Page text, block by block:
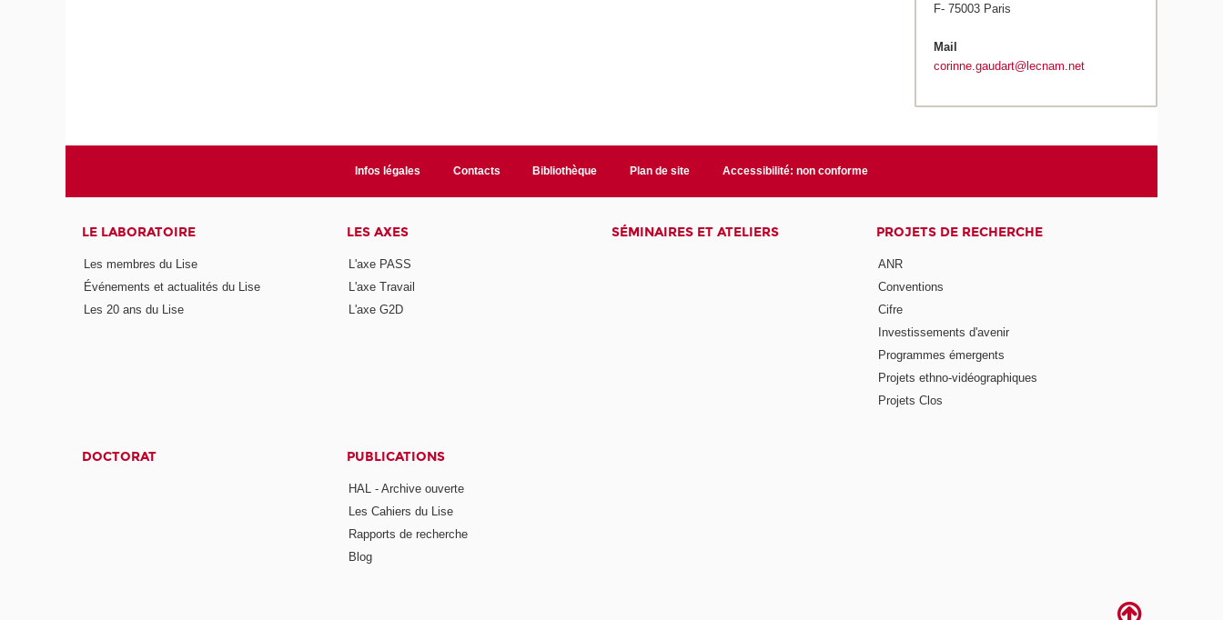
F- 75003 Paris
Mail
corinne.gaudart@lecnam.net
Infos légales Contacts Bibliothèque Plan de site Accessibilité: non conforme
LE LABORATOIRE
Les membres du Lise
Événements et actualités du Lise
Les 20 ans du Lise
LES AXES
L'axe PASS
L'axe Travail
L'axe G2D
SÉMINAIRES ET ATELIERS PROJETS DE RECHERCHE
ANR
Conventions
Cifre
Investissements d'avenir
Programmes émergents
Projets ethno-vidéographiques
Projets Clos
DOCTORAT PUBLICATIONS
HAL - Archive ouverte
Les Cahiers du Lise
Rapports de recherche
Blog